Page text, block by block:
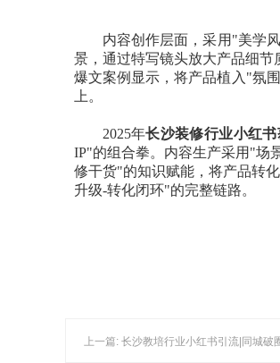
内容创作层面，采用"美学
景，通过特写镜头放大产品细
爆文案例显示，将产品植入"氛
上。
2025年长沙装修行业小红书
IP"的组合拳。内容生产采用"场
修干货"的知识赋能，将产品转
升级-转化闭环"的完整链路。
上一篇: 长沙教培行业小红书引流|同城破